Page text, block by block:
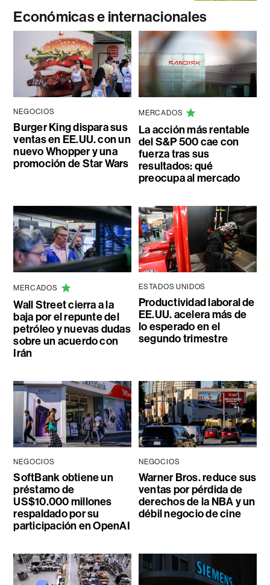
Económicas e internacionales
NEGOCIOS
Burger King dispara sus
ventas en EE.UU. con un
nuevo Whopper y una
promoción de Star Wars
MERCADOS
La acción más rentable
del S&P 500 cae con
fuerza tras sus
resultados: qué
preocupa al mercado
MERCADOS
Wall Street cierra a la
baja por el repunte del
petróleo y nuevas dudas
sobre un acuerdo con
Irán
ESTADOS UNIDOS
Productividad laboral de
EE.UU. acelera más de
lo esperado en el
segundo trimestre
NEGOCIOS
SoftBank obtiene un
préstamo de
US$10.000 millones
respaldado por su
participación en OpenAI
NEGOCIOS
Warner Bros. reduce sus
ventas por pérdida de
derechos de la NBA y un
débil negocio de cine